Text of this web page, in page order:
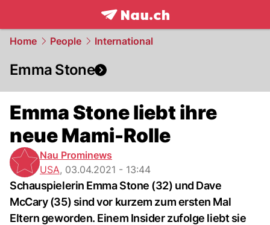
frontpage.NAU.ch
Home People International
Emma Stone
Emma Stone liebt ihre
neue Mami-Rolle
Nau Prominews
USA, 03.04.2021 - 13:44
Schauspielerin Emma Stone (32) und Dave
McCary (35) sind vor kurzem zum ersten Mal
Eltern geworden. Einem Insider zufolge liebt sie